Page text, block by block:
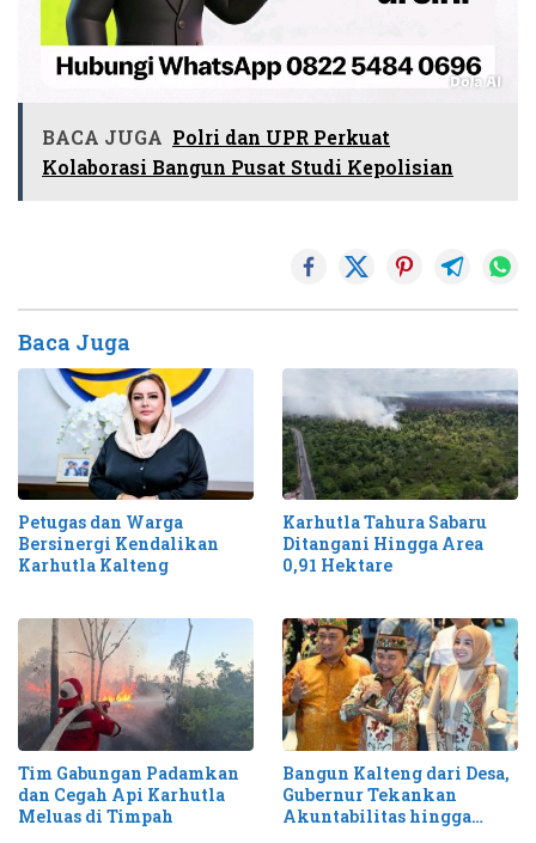
BACA JUGA Polri dan UPR Perkuat
Kolaborasi Bangun Pusat Studi Kepolisian
Baca Juga
Petugas dan Warga
Bersinergi Kendalikan
Karhutla Kalteng
Karhutla Tahura Sabaru
Ditangani Hingga Area
0,91 Hektare
Tim Gabungan Padamkan
dan Cegah Api Karhutla
Meluas di Timpah
Bangun Kalteng dari Desa,
Gubernur Tekankan
Akuntabilitas hingga